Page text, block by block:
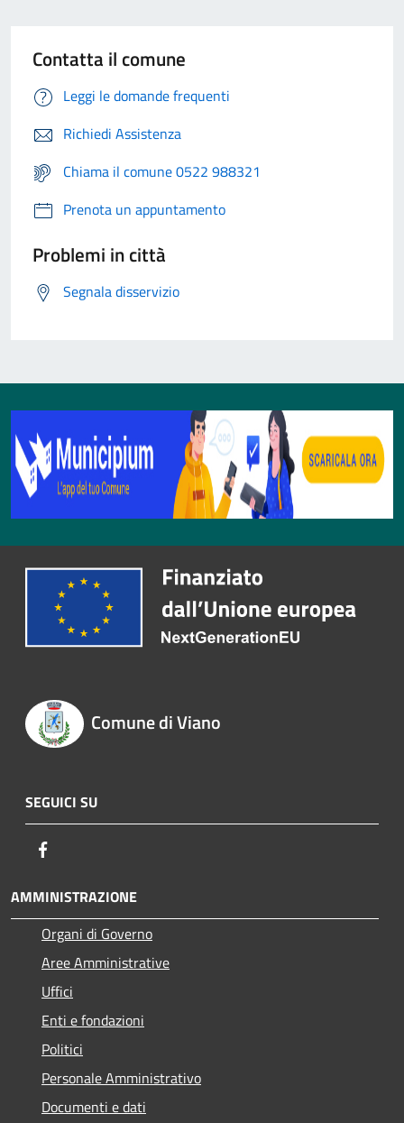
Contatta il comune
Leggi le domande frequenti
Richiedi Assistenza
Chiama il comune 0522 988321
Prenota un appuntamento
Problemi in città
Segnala disservizio
Comune di Viano
SEGUICI SU
AMMINISTRAZIONE
Organi di Governo
Aree Amministrative
Uffici
Enti e fondazioni
Politici
Personale Amministrativo
Documenti e dati